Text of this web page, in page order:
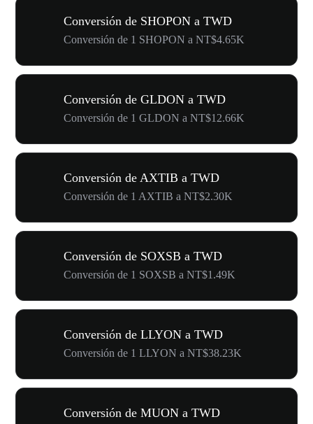
Conversión de SHOPON a TWD
Conversión de 1 SHOPON a NT$4.65K
Conversión de GLDON a TWD
Conversión de 1 GLDON a NT$12.66K
Conversión de AXTIB a TWD
Conversión de 1 AXTIB a NT$2.30K
Conversión de SOXSB a TWD
Conversión de 1 SOXSB a NT$1.49K
Conversión de LLYON a TWD
Conversión de 1 LLYON a NT$38.23K
Conversión de MUON a TWD